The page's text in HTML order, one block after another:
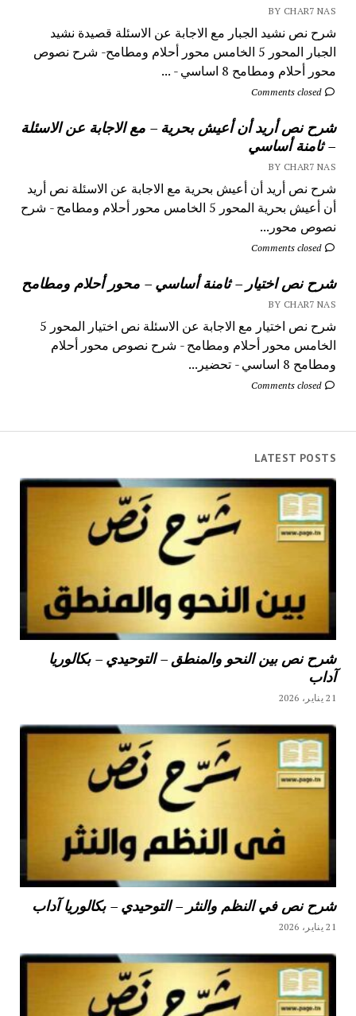
BY CHAR7 NAS
شرح نص نشيد الجبار مع الاجابة عن الاسئلة قصيدة نشيد
الجبار المحور 5 الخامس محور أحلام ومطامح- شرح نصوص
محور أحلام ومطامح 8 اساسي - ...
Comments closed
شرح نص أريد أن أعيش بحرية – مع الاجابة عن الاسئلة
– ثامنة أساسي
BY CHAR7 NAS
شرح نص أريد أن أعيش بحرية مع الاجابة عن الاسئلة نص أريد
أن أعيش بحرية المحور 5 الخامس محور أحلام ومطامح - شرح
نصوص محور...
Comments closed
شرح نص اختيار – ثامنة أساسي – محور أحلام ومطامح
BY CHAR7 NAS
شرح نص اختيار مع الاجابة عن الاسئلة نص اختيار المحور 5
الخامس محور أحلام ومطامح - شرح نصوص محور أحلام
ومطامح 8 اساسي - تحضير...
Comments closed
LATEST POSTS
شرح نص بين النحو والمنطق – التوحيدي – بكالوريا
آداب
21 يناير، 2026
شرح نص في النظم والنثر – التوحيدي – بكالوريا آداب
21 يناير، 2026